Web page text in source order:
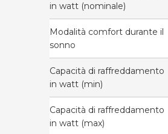
in watt (nominale)
Modalità comfort durante il
sonno
Capacità di raffreddamento
in watt (min)
Capacità di raffreddamento
in watt (max)